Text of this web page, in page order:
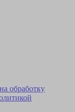
обработку